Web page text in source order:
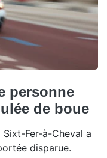
personne
de boue
Fer-à-Cheval a
disparue.